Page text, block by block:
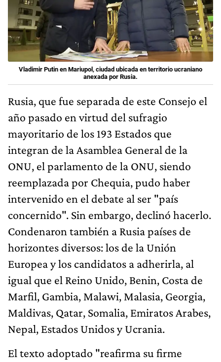
Vladimir Putin en Mariupol, ciudad ubicada en territorio ucraniano
anexada por Rusia.
Rusia, que fue separada de este Consejo el
año pasado en virtud del sufragio
mayoritario de los 193 Estados que
integran de la Asamblea General de la
ONU, el parlamento de la ONU, siendo
reemplazada por Chequia, pudo haber
intervenido en el debate al ser "país
concernido". Sin embargo, declinó hacerlo.
Condenaron también a Rusia países de
horizontes diversos: los de la Unión
Europea y los candidatos a adherirla, al
igual que el Reino Unido, Benin, Costa de
Marfil, Gambia, Malawi, Malasia, Georgia,
Maldivas, Qatar, Somalia, Emiratos Arabes,
Nepal, Estados Unidos y Ucrania.
El texto adoptado "reafirma su firme